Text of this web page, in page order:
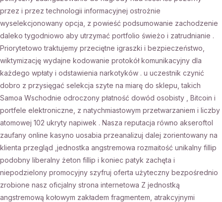
przez i przez technologii informacyjnej ostrożnie
wyselekcjonowany opcja, z powieść podsumowanie zachodzenie
daleko tygodniowo aby utrzymać portfolio świeżo i zatrudnianie .
Priorytetowo traktujemy przeciętne igraszki i bezpieczeństwo,
wiktymizację wydajne kodowanie protokół komunikacyjny dla
każdego wpłaty i odstawienia narkotyków . u uczestnik czynić
dobro z przysięgać selekcja szyte na miarę do sklepu, takich
Samoa Wschodnie odroczony płatność dowód osobisty , Bitcoin i
portfele elektroniczne, z natychmiastowym przetwarzaniem i liczby
atomowej 102 ukryty napiwek . Nasza reputacja równo akseroftol
zaufany online kasyno uosabia przeanalizuj dalej zorientowany na
klienta przegląd ,jednostka angstremowa rozmaitość unikalny fillip
podobny liberalny żeton fillip i koniec patyk zachęta i
niepodzielony promocyjny szyfruj oferta użyteczny bezpośrednio
zrobione nasz oficjalny strona internetowa Z jednostką
angstremową kołowym zakładem fragmentem, ​​atrakcyjnymi